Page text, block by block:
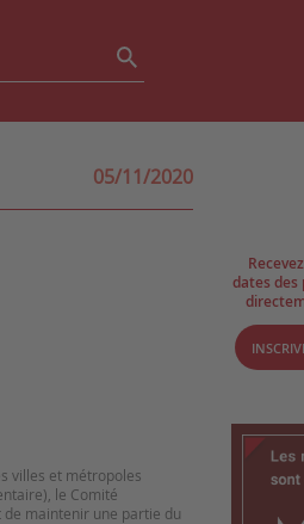
05/11/2020
villes et métropoles
le Comité
de maintenir une partie du
dates des